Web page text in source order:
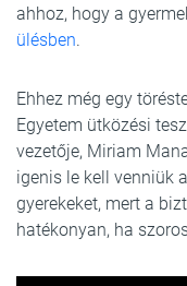
ahhoz, hogy a
ülésben.
Ehhez még egy
Egyetem ütközési
vezetője, Miriam
igenis le kell venniük
gyerekeket, mert a
hatékonyan, ha